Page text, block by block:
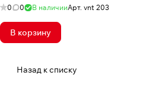
0 0 В наличииАрт. vnt 203
В корзину
Назад к списку